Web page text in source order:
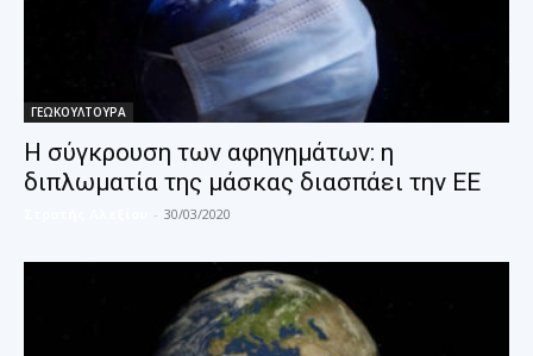
ΓΕΩΚΟΥΛΤΟΥΡΑ
Η σύγκρουση των αφηγημάτων: η
διπλωματία της μάσκας διασπάει την ΕΕ
- 30/03/2020